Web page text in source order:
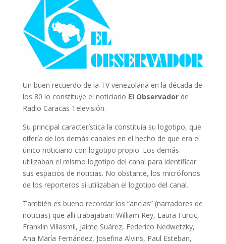
Un buen recuerdo de la TV venezolana en la década de
los 80 lo constituye el noticiario El Observadorde
Radio Caracas Televisión.
Su principal característica la constituía su logotipo, que
difería de los demás canales en el hecho de que era el
único noticiario con logotipo propio. Los demás
utilizaban el mismo logotipo del canal para identificar
sus espacios de noticias. No obstante, los micrófonos
de los reporteros sí utilizaban el logotipo del canal.
También es bueno recordar los “anclas” (narradores de
noticias) que allí trabajaban: William Rey, Laura Furcic,
Franklin Villasmil, Jaime Suárez, Federico Nedwetzky,
Ana María Fernández, Josefina Alvins, Paul Esteban,